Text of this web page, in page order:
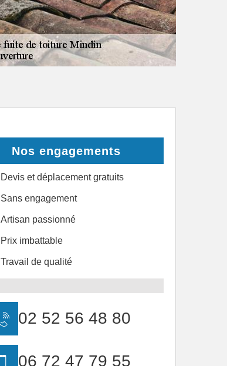
Nos engagements
Devis et déplacement gratuits
Sans engagement
Artisan passionné
Prix imbattable
Travail de qualité
02 52 56 48 80
06 72 47 79 55